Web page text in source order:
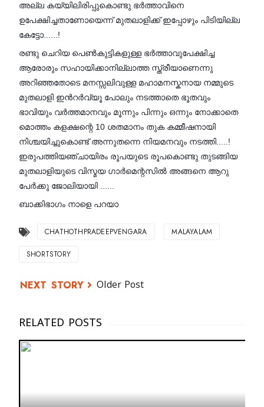
അല്ല കയ്യിലിരിപ്പുകൊണ്ടു ഭർത്താവിനെ
ഉപേക്ഷിച്ചതാണോയെന്ന് മുതലാളിക്ക് ഇപ്പോഴും പിടിയില്ല
കേട്ടോ......!
രണ്ടു ചെറിയ പെൺകുട്ടികളുള്ള ഭർത്താവുപേക്ഷിച്ച
ആരോരും സഹായിക്കാനില്ലാത്ത സ്ത്രീയാണെന്നു
അറിഞ്ഞതോടെ മനസ്സലിവുള്ള മഹാമനസ്കനായ നമ്മുടെ
മുതലാളി ഇൻറർവ്യൂ പോലും നടത്താതെ ഭൂതവും
ഭാവിയും വർത്തമാനവും മൂന്നും പിന്നും ഒന്നും നോക്കാതെ
മൊത്തം കളക്ഷന്റെ 10 ശതമാനം തുക കമ്മീഷനായി
നിശ്ചയിച്ചുകൊണ്ട് അന്നുതന്നെ നിയമനവും നടത്തി.....!
ഇരുപത്തിയഞ്ചായിരം രൂപയുടെ രൂപകൊണ്ടു തുടങ്ങിയ
മുതലാളിയുടെ വിസ്മയ ഗാർമെന്റസിൽ അങ്ങനെ ആറു
പേർക്കു ജോലിയായി ......
ബാക്കിഭാഗം നാളെ പറയാ
CHATHOTHPRADEEPVENGARA MALAYALAM
SHORTSTORY
Older Post